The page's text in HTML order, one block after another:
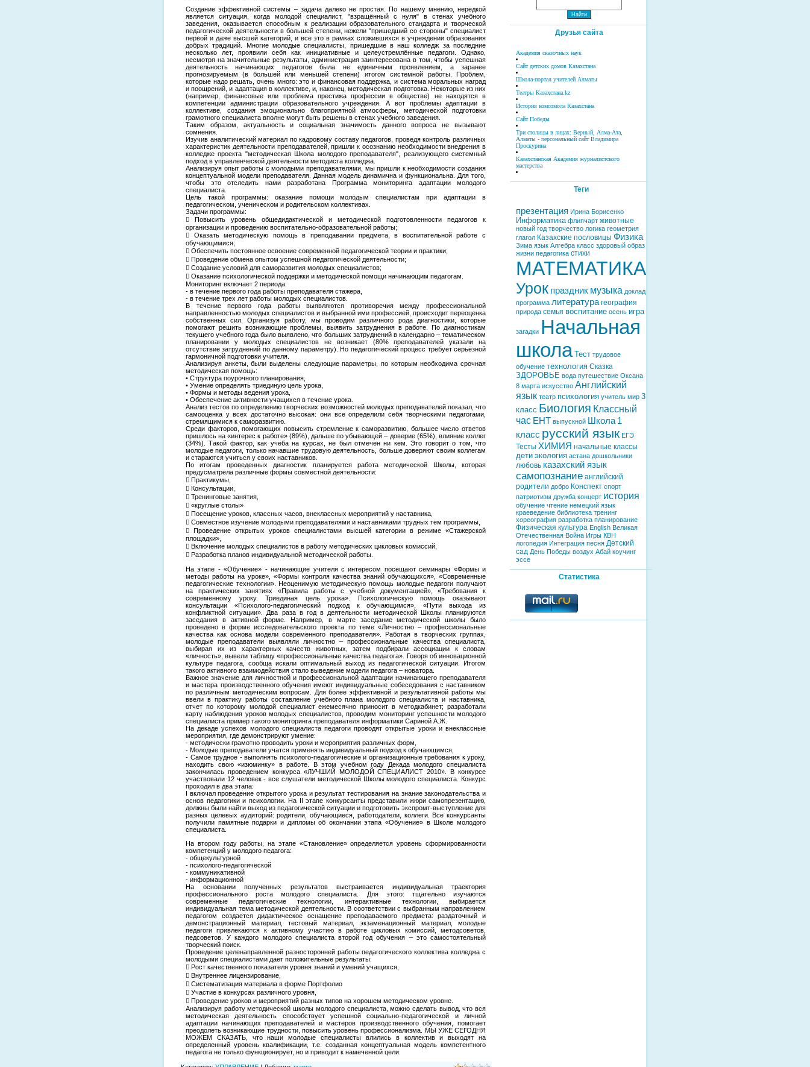
Создание эффективной системы – задача далеко не простая. По нашему мнению, нередкой
является ситуация, когда молодой специалист, "взращённый с нуля" в стенах учебного
заведения, оказывается способным к реализации образовательного стандарта и творческой
педагогической деятельности в большей степени, нежели "пришедший со стороны" специалист
первой и даже высшей категорий, и все это в рамках сложившихся в учреждении образования
добрых традиций. Многие молодые специалисты, пришедшие в наш колледж за последние
несколько лет, проявили себя как инициативные и целеустремлённые педагоги. Однако,
несмотря на значительные результаты, администрация заинтересована в том, чтобы успешная
деятельность начинающих педагогов была не единичным проявлением, а заранее
прогнозируемым (в большей или меньшей степени) итогом системной работы. Проблем,
которые надо решать, очень много: это и финансовая поддержка, и система моральных наград
и поощрений, и адаптация в коллективе, и, наконец, методическая подготовка. Некоторые из них
(например, финансовые или проблема престижа профессии в обществе) не находятся в
компетенции администрации образовательного учреждения. А вот проблемы адаптации в
коллективе, создания эмоционально благоприятной атмосферы, методической подготовки
грамотного специалиста вполне могут быть решены в стенах учебного заведения.
Таким образом, актуальность и социальная значимость данного вопроса не вызывают
сомнения.
Изучив аналитический материал по кадровому составу педагогов, проведя контроль различных
характеристик деятельности преподавателей, пришли к осознанию необходимости внедрения в
колледже проекта "методическая Школа молодого преподавателя", реализующего системный
подход в управленческой деятельности методиста колледжа.
Анализируя опыт работы с молодыми преподавателями, мы пришли к необходимости создания
концептуальной модели преподавателя. Данная модель динамична и функциональна. Для того,
чтобы это отследить нами разработана Программа мониторинга адаптации молодого
специалиста.
Цель такой программы: оказание помощи молодым специалистам при адаптации в
педагогическом, ученическом и родительском коллективах.
Задачи программы:
 Повысить уровень общедидактической и методической подготовленности педагогов к
организации и проведению воспитательно-образовательной работы;
 Оказать методическую помощь в преподавании предмета, в воспитательной работе с
обучающимися;
 Обеспечить постоянное освоение современной педагогической теории и практики;
 Проведение обмена опытом успешной педагогической деятельности;
 Создание условий для саморазвития молодых специалистов;
 Оказание психологической поддержки и методической помощи начинающим педагогам.
Мониторинг включает 2 периода:
- в течение первого года работы преподавателя стажера,
- в течение трех лет работы молодых специалистов.
В течение первого года работы выявляются противоречия между профессиональной
направленностью молодых специалистов и выбранной ими профессией, происходит переоценка
собственных сил. Организуя работу, мы проводим различного рода диагностики, которые
помогают решить возникающие проблемы, выявить затруднения в работе. По диагностикам
текущего учебного года было выявлено, что больших затруднений в календарно – тематическом
планировании у молодых специалистов не возникает (80% преподавателей указали на
отсутствие затруднений по данному параметру). Но педагогический процесс требует серьёзной
гармоничной подготовки учителя.
Анализируя анкеты, были выделены следующие параметры, по которым необходима срочная
методическая помощь:
• Структура поурочного планирования,
• Умение определять триединую цель урока,
• Формы и методы ведения урока,
• Обеспечение активности учащихся в течение урока.
Анализ тестов по определению творческих возможностей молодых преподавателей показал, что
самооценка у всех достаточно высокая: они все определили себя творческими педагогами,
стремящимися к саморазвитию.
Среди факторов, помогающих повысить стремление к саморазвитию, большее число ответов
пришлось на «интерес к работе» (89%), дальше по убывающей – доверие (65%), влияние коллег
(34%). Такой фактор, как учеба на курсах, не был отмечен ни кем. Это говорит о том, что
молодые педагоги, только начавшие трудовую деятельность, больше доверяют своим коллегам
и стараются учиться у своих наставников.
По итогам проведенных диагностик планируется работа методической Школы, которая
предусматрела различные формы совместной деятельности:
 Практикумы,
 Консультации,
 Тренинговые занятия,
 «круглые столы»
 Посещение уроков, классных часов, внеклассных мероприятий у наставника,
 Совместное изучение молодыми преподавателями и наставниками трудных тем программы,
 Проведение открытых уроков специалистами высшей категории в режиме «Стажерской
площадки»,
 Включение молодых специалистов в работу методических цикловых комиссий,
 Разработка планов индивидуальной методической работы.
На этапе - «Обучение» - начинающие учителя с интересом посещают семинары «Формы и
методы работы на уроке», «Формы контроля качества знаний обучающихся», «Современные
педагогические технологии». Неоценимую методическую помощь молодые педагоги получают
на практических занятиях «Правила работы с учебной документацией», «Требования к
современному уроку. Триединая цель урока». Психологическую помощь оказывают
консультации «Психолого-педагогический подход к обучающимся», «Пути выхода из
конфликтной ситуации». Два раза в год в деятельности методической Школы планируются
заседания в активной форме. Например, в марте заседание методической школы было
проведено в форме исследовательского проекта по теме «Личностно – профессиональные
качества как основа модели современного преподавателя». Работая в творческих группах,
молодые преподаватели выявляли личностно – профессиональные качества специалиста,
выбирая их из характерных качеств животных, затем подбирали ассоциации к словам
«личность», вывели таблицу «профессиональные качества педагога». Говоря об инновационной
культуре педагога, сообща искали оптимальный выход из педагогической ситуации. Итогом
такого активного взаимодействия стало выведение модели педагога – новатора.
Важное значение для личностной и профессиональной адаптации начинающего преподавателя
и мастера производственного обучения имеют индивидуальные собеседования с наставником
по различным методическим вопросам. Для более эффективной и результативной работы мы
ввели в практику работы составление учебного плана молодого специалиста и наставника,
отчет по которому молодой специалист ежемесячно приносит в методкабинет; разработали
карту наблюдения уроков молодых специалистов, проводим мониторинг успешности молодого
специалиста пример такого мониторинга преподавателя информатики Сариной А.Ж.
На декаде успехов молодого специалиста педагоги проводят открытые уроки и внеклассные
мероприятия, где демонстрируют умение:
- методически грамотно проводить уроки и мероприятия различных форм,
- Молодые преподаватели учатся применять индивидуальный подход к обучающимся,
- Самое трудное - выполнять психолого-педагогические и организационные требования к уроку,
находить свою «изюминку» в работе. В этом учебном году Декада молодого специалиста
закончилась проведением конкурса «ЛУЧШИЙ МОЛОДОЙ СПЕЦИАЛИСТ 2010». В конкурсе
участвовали 12 человек - все слушатели методической Школы молодого специалиста. Конкурс
проходил в два этапа:
I включал проведение открытого урока и результат тестирования на знание законодательства и
основ педагогики и психологии. На II этапе конкурсанты представили жюри самопрезентацию,
должны были найти выход из педагогической ситуации и подготовить экспромт-выступление для
разных целевых аудиторий: родители, обучающиеся, работодатели, коллеги. Все конкурсанты
получили памятные подарки и дипломы об окончании этапа «Обучение» в Школе молодого
специалиста.
На втором году работы, на этапе «Становление» определяется уровень сформированности
компетенций у молодого педагога:
- общекультурной
- психолого-педагогической
- коммуникативной
- информационной
На основании полученных результатов выстраивается индивидуальная траектория
профессионального роста молодого специалиста. Для этого: тщательно изучаются
современные педагогические технологии, интерактивные технологии, выбирается
индивидуальная тема методической деятельности. В соответствии с выбранным направлением
педагогом создается дидактическое оснащение преподаваемого предмета: раздаточный и
демонстрационный материал, тестовый материал, экзаменационный материал, молодые
педагоги привлекаются к активному участию в работе цикловых комиссий, методсоветов,
педсоветов. У каждого молодого специалиста второй год обучения – это самостоятельный
творческий поиск.
Проведение целенаправленной разносторонней работы педагогического коллектива колледжа с
молодыми специалистами дает положительные результаты:
 Рост качественного показателя уровня знаний и умений учащихся,
 Внутреннее лицензирование,
 Систематизация материала в форме Портфолио
 Участие в конкурсах различного уровня,
 Проведение уроков и мероприятий разных типов на хорошем методическом уровне.
Анализируя работу методической школы молодого специалиста, можно сделать вывод, что вся
методическая деятельность способствует успешной социально-педагогической и личной
адаптации начинающих преподавателей и мастеров производственного обучения, помогает
преодолеть возникающие трудности, повысить уровень профессионализма. МЫ УЖЕ СЕГОДНЯ
МОЖЕМ СКАЗАТЬ, что наши молодые специалисты влились в коллектив и выходят на
определенный уровень квалификации, т.е. созданная концептуальная модель компетентного
педагога не только функционирует, но и приводит к намеченной цели.
Друзья сайта
Академия сказочных наук
Сайт детских домов Казахстана
Школа-портал учителей Алматы
Театры Казахстана.kz
История комсомола Казахстана
Сайт Победы
Три столицы в лицах: Верный, Алма-Ата,
Алматы - персональный сайт Владимира
Проскурина
Казахстанская Академия журналистского
мастерства
Теги
презентация Ирина Борисенко
Информатика флипчарт животные
новый год творчество логика геометрия
глагол Казахские пословицы Физика
Зима язык Алгебра класс здоровый образ
жизни педагогика стихи
МАТЕМАТИКА
Урок праздник музыка доклад
программа литература география
природа семья воспитание осень игра
загадки Начальная
школа Тест трудовое
обучение технология Сказка
ЗДОРОВЬЕ вода путешествие Оксана
8 марта искусство Английский
язык театр психология учитель мир 3
класс Биология Классный
час ЕНТ выпускной Школа 1
класс русский язык ЕГЭ
Тесты ХИМИЯ начальные классы
дети экология астана дошкольники
любовь казахский язык
самопознание английский
родители добро Конспект спорт
патриотизм дружба концерт история
обучение чтение немецкий язык
краеведение библиотека тренинг
хореография разработка планирование
Физическая культура English Великая
Отечественная Война Игры КВН
логопедия Интеграция песня Детский
сад День Победы воздух Абай коучинг
эссе
Статистика